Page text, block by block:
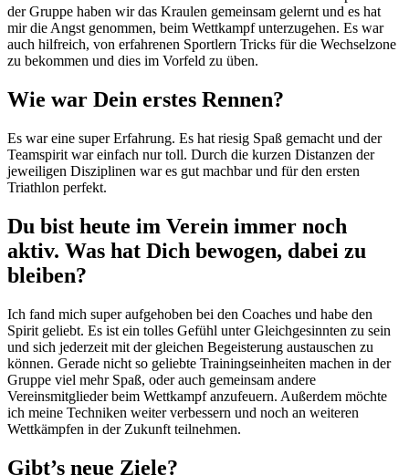
der Gruppe haben wir das Kraulen gemeinsam gelernt und es hat
mir die Angst genommen, beim Wettkampf unterzugehen. Es war
auch hilfreich, von erfahrenen Sportlern Tricks für die Wechselzone
zu bekommen und dies im Vorfeld zu üben.
Wie war Dein erstes Rennen?
Es war eine super Erfahrung. Es hat riesig Spaß gemacht und der
Teamspirit war einfach nur toll. Durch die kurzen Distanzen der
jeweiligen Disziplinen war es gut machbar und für den ersten
Triathlon perfekt.
Du bist heute im Verein immer noch
aktiv. Was hat Dich bewogen, dabei zu
bleiben?
Ich fand mich super aufgehoben bei den Coaches und habe den
Spirit geliebt. Es ist ein tolles Gefühl unter Gleichgesinnten zu sein
und sich jederzeit mit der gleichen Begeisterung austauschen zu
können. Gerade nicht so geliebte Trainingseinheiten machen in der
Gruppe viel mehr Spaß, oder auch gemeinsam andere
Vereinsmitglieder beim Wettkampf anzufeuern. Außerdem möchte
ich meine Techniken weiter verbessern und noch an weiteren
Wettkämpfen in der Zukunft teilnehmen.
Gibt’s neue Ziele?